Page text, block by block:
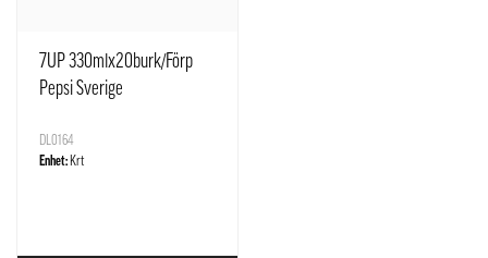
7UP 330mlx20burk/Förp
Pepsi Sverige
DL0164
Enhet: Krt